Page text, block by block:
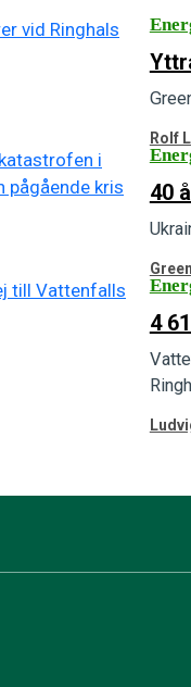
Rolf
40
4